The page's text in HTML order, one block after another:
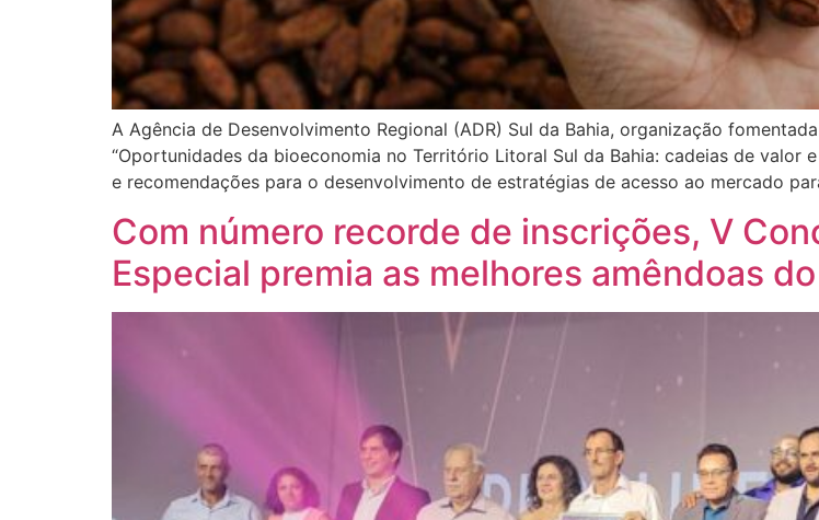
A Agência de Desenvolvimento Regional (ADR) Sul da Bahia, organização
“Oportunidades da bioeconomia no Território Litoral Sul da Bahia: cadeias de valor
e recomendações para o desenvolvimento de estratégias de acesso ao mercado
Com número recorde de inscrições, V
Especial premia as melhores amêndoas